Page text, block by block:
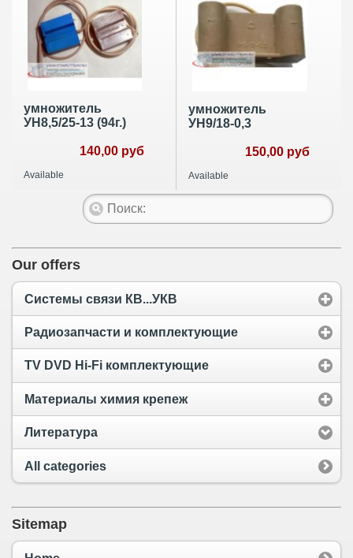
умножитель
УН8,5/25-13 (94г.)
140,00 руб
Available
умножитель
УН9/18-0,3
150,00 руб
Available
Our offers
Системы связи КВ...УКВ
Радиозапчасти и комплектующие
TV DVD Hi-Fi комплектующие
Материалы химия крепеж
Литература
All categories
Sitemap